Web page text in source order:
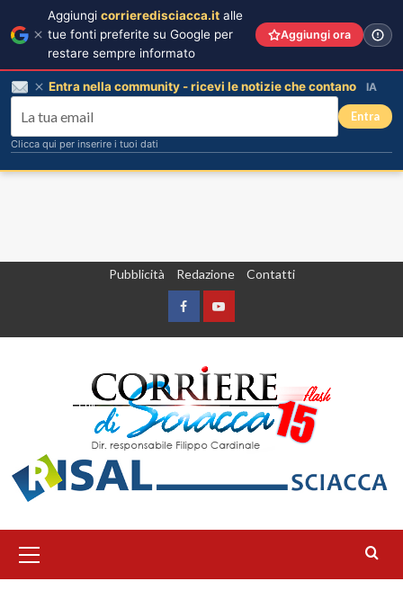
Pubblicità Redazione Contatti
FacebookYountube
principale
Aggiungi corrieredisciacca.it alle
tue fonti preferite su Google per
restare sempre informato
Aggiungi ora
Entra nella community - ricevi le notizie che contano IA
Entra
Clicca qui per inserire i tuoi dati